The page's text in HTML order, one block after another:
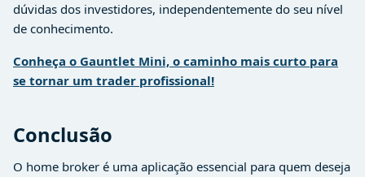
dúvidas dos investidores, independentemente do seu nível
de conhecimento.
Conheça o Gauntlet Mini, o caminho mais curto para
se tornar um trader profissional!
Conclusão
O home broker é uma aplicação essencial para quem deseja